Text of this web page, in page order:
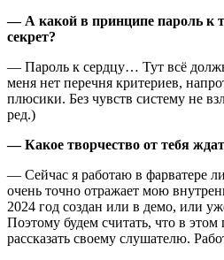
— А какой в принципе пароль к
секрет?
— Пароль к сердцу… Тут всё
меня нет перечня критериев,
плюсики. Без чувств систему не
ред.)
— Какое творчество от тебя
— Сейчас я работаю в фарватере
очень точно отражает мою
2024 год создан или в демо, или
Поэтому будем считать, что в этом
рассказать своему слушателю.